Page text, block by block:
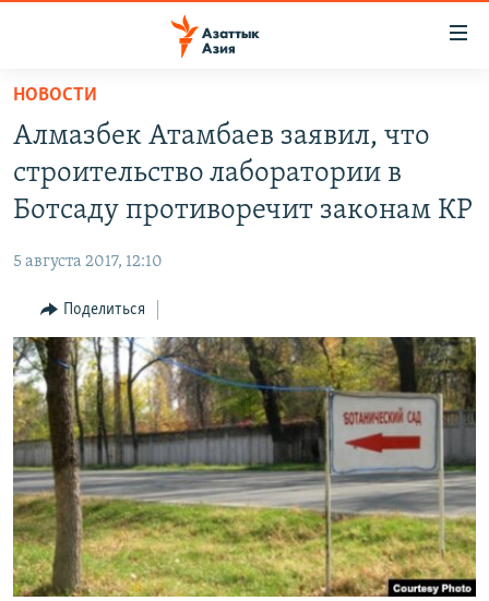
Вернуться
основному
содержанию
Вернутся
главной
навигации
Вернутся
поиску
ЦЕНТРАЛЬНАЯ АЗИЯ
ТАДЖИКИСТАН
ВОЙНА В УКРАИНЕ
ҚАЗАҚША
КЫРГЫЗЧА
ЎЗБЕКЧА
ТОҶИКӢ
TÜRKMENÇE
Все сайты РСЕ/РС
НОВОСТИ
Алмазбек Атамбаев заявил, что
строительство лаборатории в
Ботсаду противоречит законам КР
5 августа 2017, 12:10
Поделиться